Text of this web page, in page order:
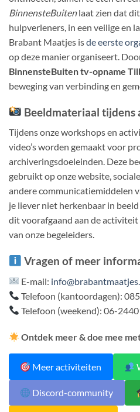
BinnensteBuitenlaat zien dat
hulpverleners, in een veilige en
Brabant Maatjes isde eerste
op deze manier organiseert.
BinnensteBuiten tv-opname
beweging van verbinding en
Beeldmateriaal tijdens
Tijdens onze workshops en
video’s worden gemaakt voor
archiveringsdoeleinden. Deze
gebruikt op onze website,
andere communicatiemiddelen
je liever niet herkenbaar in
dit voorafgaand aan de activiteit
van onze begeleiders.
Vragen of meer
E-mail:
Telefoon (kantoordagen):
Telefoon (weekend): 06-
Ontdek meer & doe mee
Meer activiteiten
Discord-community